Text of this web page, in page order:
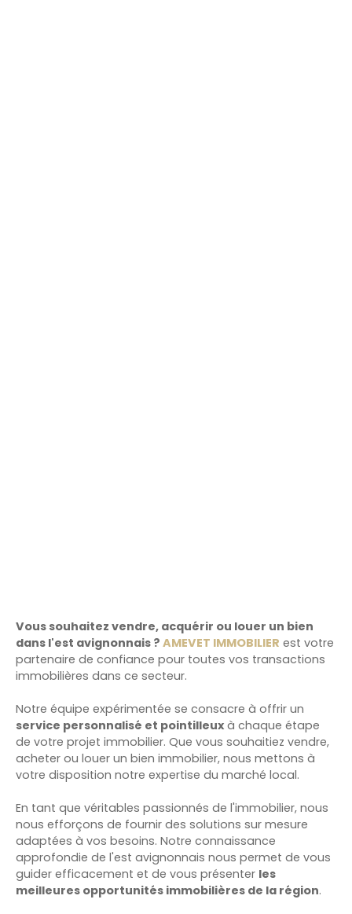
Vous souhaitez vendre, acquérir ou louer un bien
dans l'est avignonnais ? AMEVET IMMOBILIER est votre
partenaire de confiance pour toutes vos transactions
immobilières dans ce secteur.
Notre équipe expérimentée se consacre à offrir un
service personnalisé et pointilleux à chaque étape
de votre projet immobilier. Que vous souhaitiez vendre,
acheter ou louer un bien immobilier, nous mettons à
votre disposition notre expertise du marché local.
En tant que véritables passionnés de l'immobilier, nous
nous efforçons de fournir des solutions sur mesure
adaptées à vos besoins. Notre connaissance
approfondie de l'est avignonnais nous permet de vous
guider efficacement et de vous présenter les
meilleures opportunités immobilières de la région.